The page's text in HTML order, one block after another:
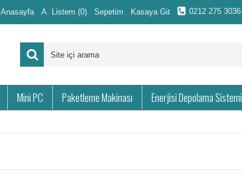
Anasayfa A. Listem (0) Sepetim Kasaya Git 0212 275 3036
Mini PC Paketleme Makinası Enerjisi Depolama Sistemi